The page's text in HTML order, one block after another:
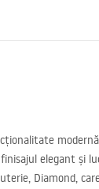
baie
elegant și
Diamond,